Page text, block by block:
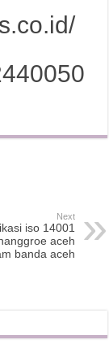
Next
iso 14001
aceh
banda aceh